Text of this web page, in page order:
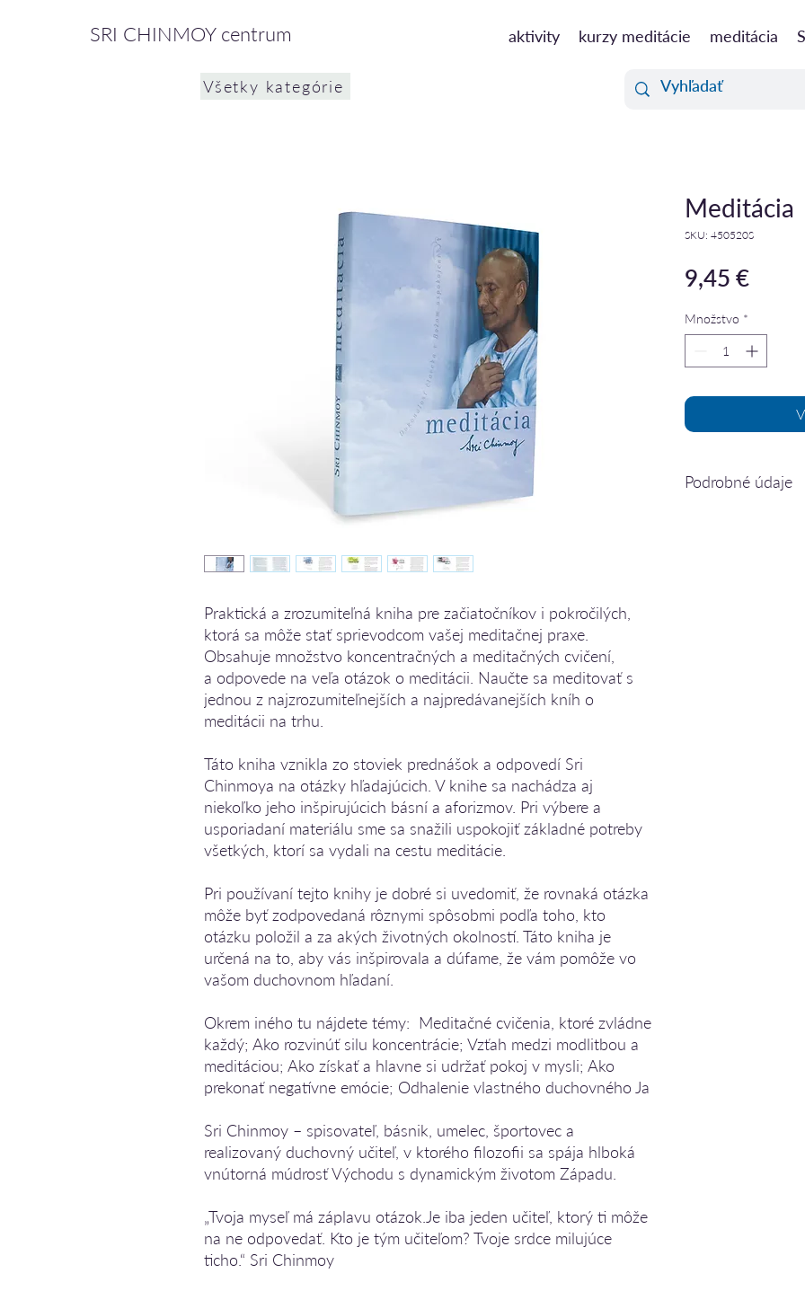
SRI CHINMOY centrum aktivity kurzy meditácie meditácia
Praktická a zrozumiteľná kniha pre začiatočníkov i pokročilých,
ktorá sa môže stať sprievodcom vašej meditačnej praxe.
Obsahuje množstvo koncentračných a meditačných cvičení,
a odpovede na veľa otázok o meditácii. Naučte sa meditovať s
jednou z najzrozumiteľnejších a najpredávanejších kníh o
meditácii na trhu.
Táto kniha vznikla zo stoviek prednášok a odpovedí Sri
Chinmoya na otázky hľadajúcich. V knihe sa nachádza aj
niekoľko jeho inšpirujúcich básní a aforizmov. Pri výbere a
usporiadaní materiálu sme sa snažili uspokojiť základné potreby
všetkých, ktorí sa vydali na cestu meditácie.
Pri používaní tejto knihy je dobré si uvedomiť, že rovnaká otázka
môže byť zodpovedaná rôznymi spôsobmi podľa toho, kto
otázku položil a za akých životných okolností. Táto kniha je
určená na to, aby vás inšpirovala a dúfame, že vám pomôže vo
vašom duchovnom hľadaní.
Okrem iného tu nájdete témy: Meditačné cvičenia, ktoré zvládne
každý; Ako rozvinúť silu koncentrácie; Vzťah medzi modlitbou a
meditáciou; Ako získať a hlavne si udržať pokoj v mysli; Ako
prekonať negatívne emócie; Odhalenie vlastného duchovného Ja
Sri Chinmoy – spisovateľ, básnik, umelec, športovec a
realizovaný duchovný učiteľ, v ktorého filozofii sa spája hlboká
vnútorná múdrosť Východu s dynamickým životom Západu.
„Tvoja myseľ má záplavu otázok.Je iba jeden učiteľ, ktorý ti môže
na ne odpovedať. Kto je tým učiteľom? Tvoje srdce milujúce
ticho.“ Sri Chinmoy
Meditácia
SKU: 450520S
9,45 €Price
Množstvo *
Podrobné údaje
Všetky kategórie